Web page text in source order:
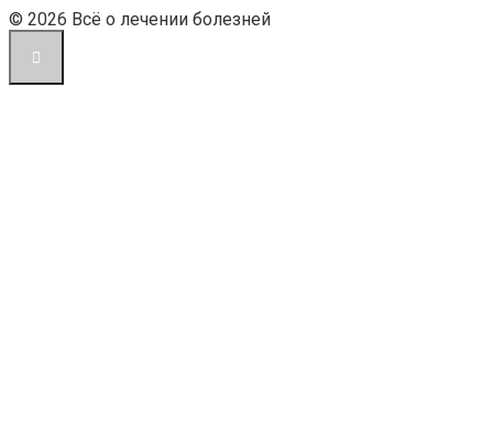
© 2026 Всё о лечении болезней